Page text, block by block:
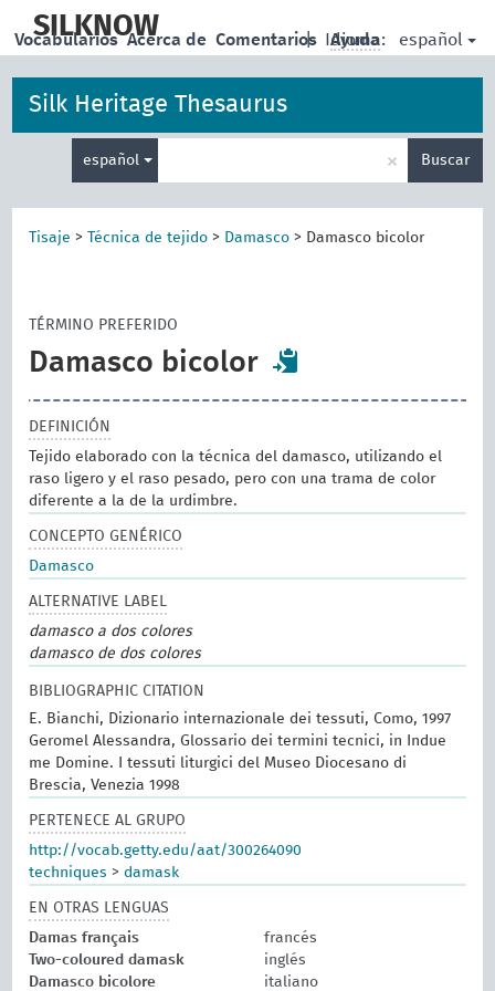
main
SILKNOW | Idioma: español
Vocabularios Acerca de Comentarios Ayuda
Silk Heritage Thesaurus
español × Buscar
Tisaje > Técnica de tejido > Damasco > Damasco bicolor
TÉRMINO PREFERIDO
Damasco bicolor
DEFINICIÓN
Tejido elaborado con la técnica del damasco, utilizando el
raso ligero y el raso pesado, pero con una trama de color
diferente a la de la urdimbre.
CONCEPTO GENÉRICO
Damasco
ALTERNATIVE LABEL
damasco a dos colores
damasco de dos colores
BIBLIOGRAPHIC CITATION
E. Bianchi, Dizionario internazionale dei tessuti, Como, 1997
Geromel Alessandra, Glossario dei termini tecnici, in Indue
me Domine. I tessuti liturgici del Museo Diocesano di
Brescia, Venezia 1998
PERTENECE AL GRUPO
http://vocab.getty.edu/aat/300264090
techniques >damask
EN OTRAS LENGUAS
Damas français
francés
Two-coloured damask
inglés
Damasco bicolore
italiano